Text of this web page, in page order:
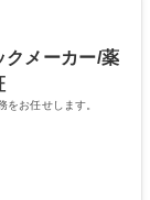
日
クメーカー/薬
お任せします。